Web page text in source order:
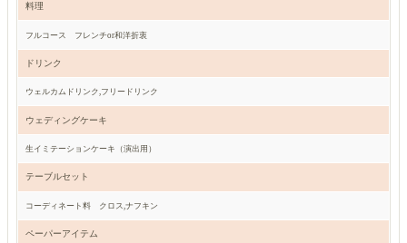
料理
フルコース フレンチor和洋折衷
ドリンク
ウェルカムドリンク,フリードリンク
ウェディングケーキ
生イミテーションケーキ（演出用）
テーブルセット
コーディネート料 クロス,ナフキン
ペーパーアイテム